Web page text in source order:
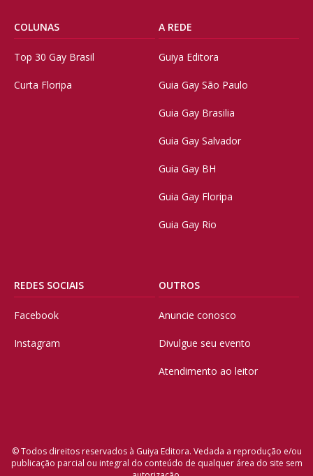
COLUNAS
Top 30 Gay Brasil
Curta Floripa
A REDE
Guiya Editora
Guia Gay São Paulo
Guia Gay Brasilia
Guia Gay Salvador
Guia Gay BH
Guia Gay Floripa
Guia Gay Rio
REDES SOCIAIS
Facebook
Instagram
OUTROS
Anuncie conosco
Divulgue seu evento
Atendimento ao leitor
© Todos direitos reservados à Guiya Editora. Vedada a reprodução e/ou
publicação parcial ou integral do conteúdo de qualquer área do site sem